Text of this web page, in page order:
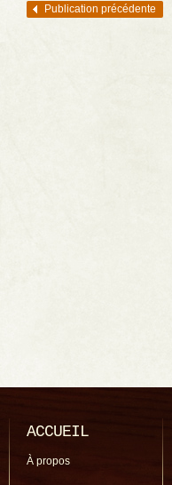
Navigation des articles
Publication précédente
ACCUEIL
À propos